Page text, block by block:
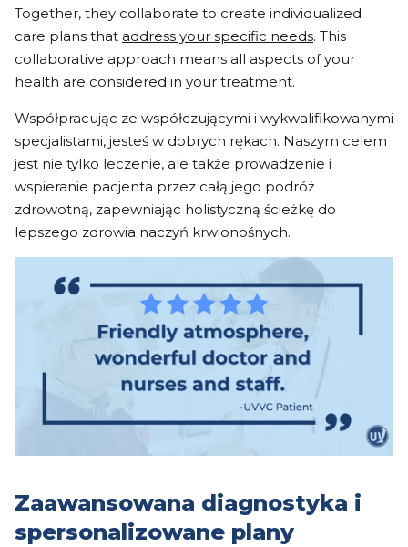
Together, they collaborate to create individualized
care plans that address your specific needs. This
collaborative approach means all aspects of your
health are considered in your treatment.
Współpracując ze współczującymi i wykwalifikowanymi
specjalistami, jesteś w dobrych rękach. Naszym celem
jest nie tylko leczenie, ale także prowadzenie i
wspieranie pacjenta przez całą jego podróż
zdrowotną, zapewniając holistyczną ścieżkę do
lepszego zdrowia naczyń krwionośnych.
Zaawansowana diagnostyka i
spersonalizowane plany